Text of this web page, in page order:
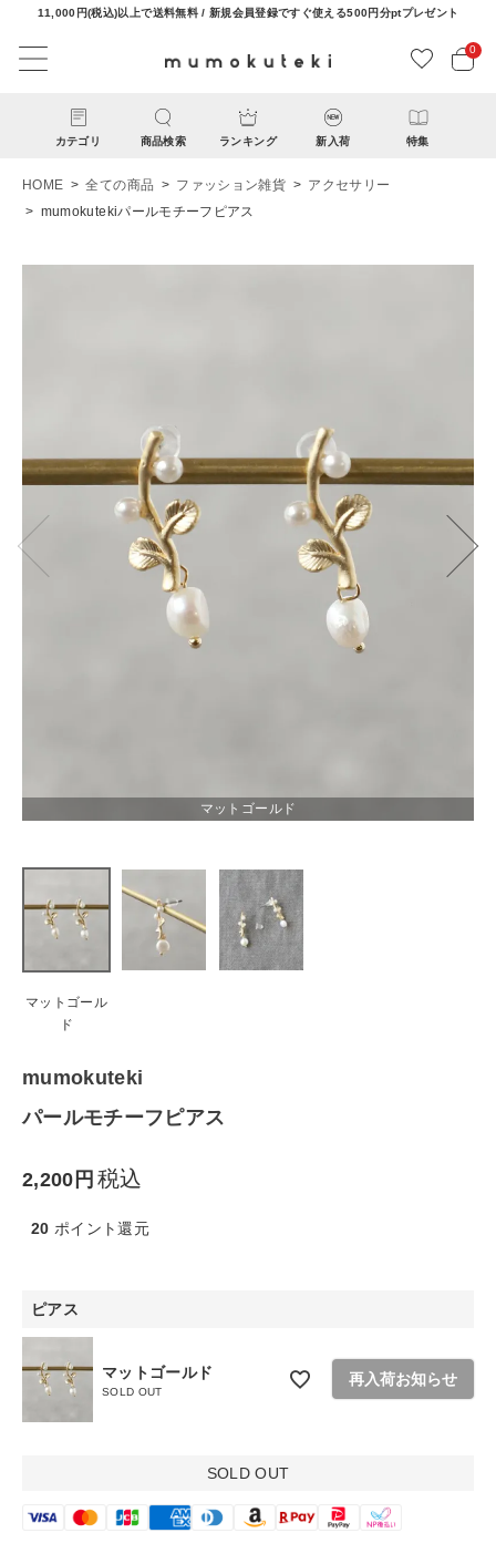
11,000円(税込)以上で送料無料 / 新規会員登録ですぐ使える500円分ptプレゼント
0
カテゴリ 商品検索 ランキング 新入荷 特集
ログイン 新規会員登録
ナチュラル服
ファッション雑貨
生活雑貨
食品
ギフト
ブランド
CONTENTS
ご利用ガイド
HOME 全ての商品 ファッション雑貨
アクセサリー
mumokutekiパールモチーフピアス
マットゴールド
マットゴール
ド
mumokuteki
パールモチーフピアス
2,200 税込
20 ポイント還元
ピアス
マットゴールド
SOLD OUT
再入荷お知らせ
SOLD OUT